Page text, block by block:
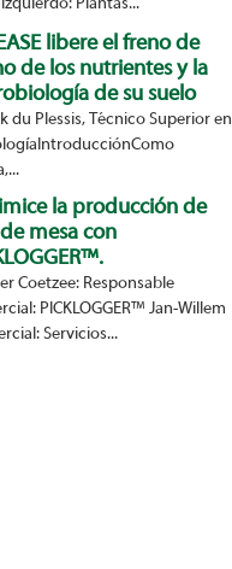
Plantas...
libere el freno de
de los nutrientes y la
de su suelo
du Plessis, Técnico Superior en
la producción de
mesa con
Coetzee: Responsable
PICKLOGGER™ Jan-Willem
Servicios...